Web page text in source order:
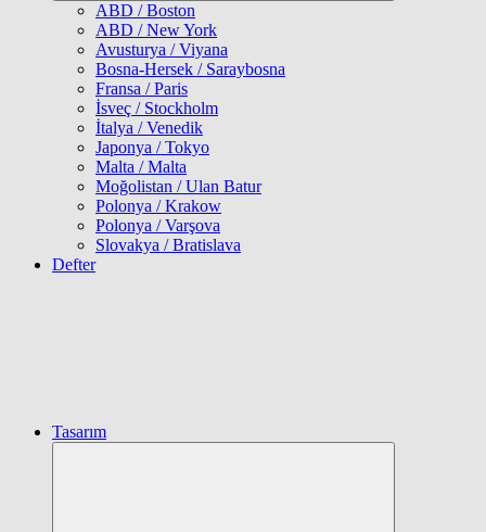
ABD / Boston
ABD / New York
Avusturya / Viyana
Bosna-Hersek / Saraybosna
Fransa / Paris
İsveç / Stockholm
İtalya / Venedik
Japonya / Tokyo
Malta / Malta
Moğolistan / Ulan Batur
Polonya / Krakow
Polonya / Varşova
Slovakya / Bratislava
Defter
Tasarım